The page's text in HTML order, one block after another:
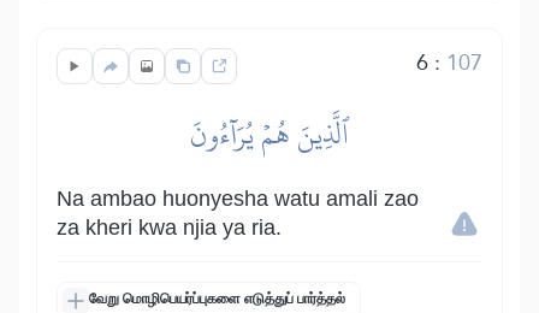
6: 107
ٱلَّذِينَ هُمۡ يُرَآءُونَ
Na ambao huonyesha watu amali zao
za kheri kwa njia ya ria.
வேறு மொழிபெயர்ப்புகளை எடுத்துப் பார்த்தல்